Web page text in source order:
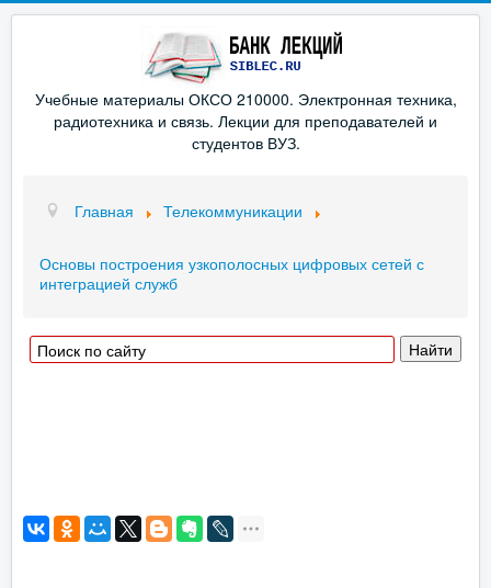
Учебные материалы ОКСО 210000. Электронная техника,
радиотехника и связь. Лекции для преподавателей и
студентов ВУЗ.
Главная Телекоммуникации
Основы построения узкополосных цифровых сетей с
интеграцией служб